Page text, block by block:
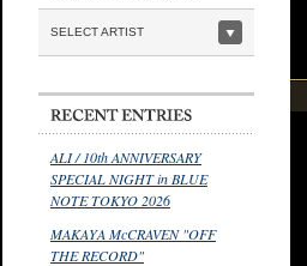
SELECT ARTIST
ALI / 10th ANNIVERSARY
SPECIAL NIGHT in BLUE
NOTE TOKYO 2026
MAKAYA McCRAVEN "OFF
THE RECORD"